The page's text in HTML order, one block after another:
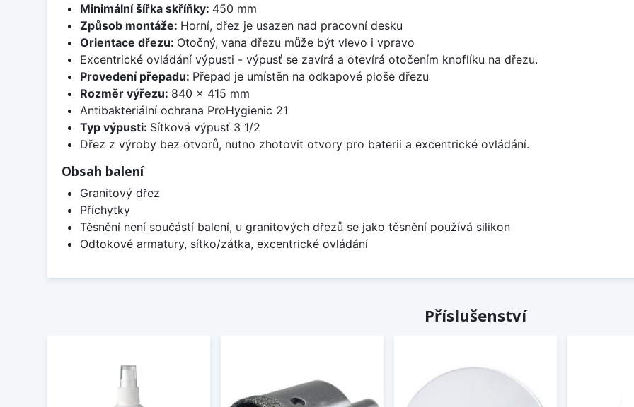
Minimální šířka skříňky: 450 mm
Způsob montáže: Horní, dřez je usazen nad pracovní desku
Orientace dřezu: Otočný, vana dřezu může být vlevo i vpravo
Excentrické ovládání výpusti - výpusť se zavírá a otevírá otočením knoflíku na dřezu.
Provedení přepadu: Přepad je umístěn na odkapové ploše dřezu
Rozměr výřezu: 840 x 415 mm
Antibakteriální ochrana ProHygienic 21
Typ výpusti: Sítková výpusť 3 1/2
Dřez z výroby bez otvorů, nutno zhotovit otvory pro baterii a excentrické ovládání.
Obsah balení
Granitový dřez
Příchytky
Těsnění není součástí balení, u granitových dřezů se jako těsnění používá silikon
Odtokové armatury, sítko/zátka, excentrické ovládání
Příslušenství